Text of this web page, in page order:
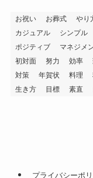
お祝い お葬式 やり
カジュアル
シンプル
ポジティブ
マネジメ
初対面
努力 効率
対策
年賀状 料理
生き方
目標 素直
プライバシーポ